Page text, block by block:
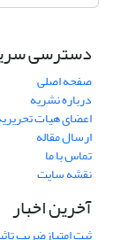
دسترسی
صفحه اصلی
درباره نشریه
اعضای هیات
ارسال مقاله
تماس با ما
نقشه سایت
آخرین اخبار